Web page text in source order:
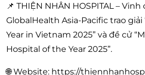
📌 THIỆN NHÂN HOSPITAL –
GlobalHealth Asia-Pacific trao
Year in Vietnam 2025” và đề cử
Hospital of the Year 2025”.
🌐 Website: https://